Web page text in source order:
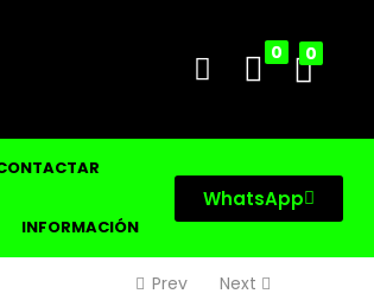
0 0
INFORMACIÓN
WhatsApp
Prev Next